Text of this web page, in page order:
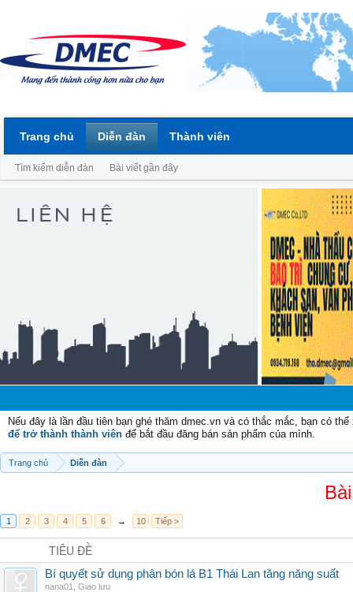
Nếu đây là lần đầu tiên bạn ghé thăm dmec.vn và có thắc mắc, bạn có
để trở thành thành viên để bắt đầu đăng bán sản phẩm của mình.
Trang chủ Diễn đàn
1 2 3 4 5 6 → 10 Tiếp >
TIÊU ĐỀ
Bí quyết sử dụng phân bón lá B1 Thái Lan tăng năng suất
nana01
Giao lưu
Trang chủ Diễn đàn
Tìm kiếm diễn đàn Bài viết gần đây
Thành viên